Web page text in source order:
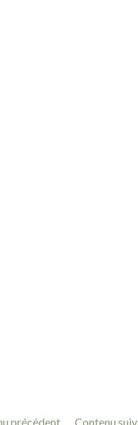
précédent Contenu